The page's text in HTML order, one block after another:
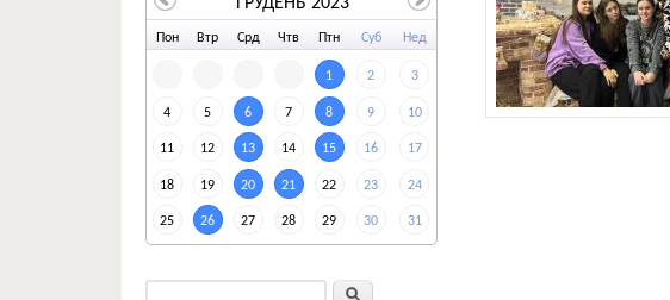
Пон Втр Срд Чтв Птн Суб Нед
1 2 3
4 5 6 7 8 9 10
11 12 13 14 15 16 17
18 19 20 21 22 23 24
25 26 27 28 29 30 31